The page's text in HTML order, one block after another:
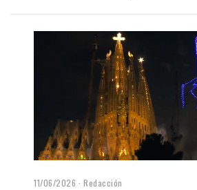
11/06/2026 Redacción